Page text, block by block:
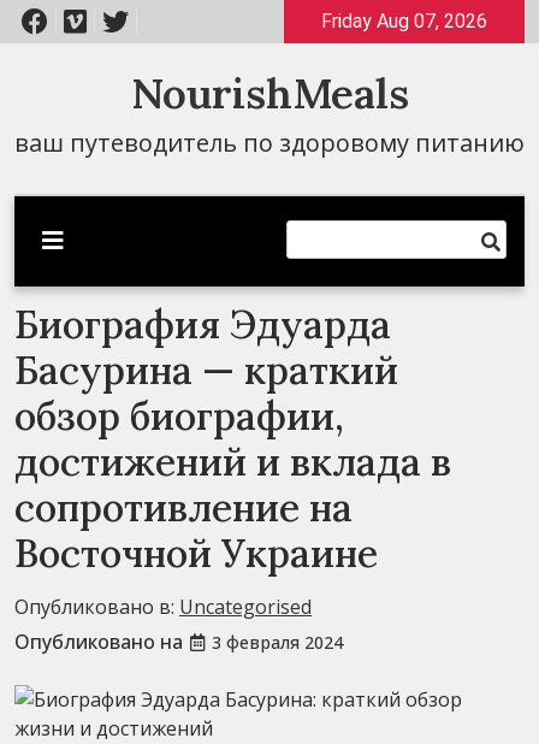
Перейти
к
Friday Aug 07, 2026
NourishMeals
ваш путеводитель по здоровому питанию
Биография Эдуарда
Басурина — краткий
обзор биографии,
достижений и вклада в
сопротивление на
Восточной Украине
Опубликовано в: Uncategorised
Опубликовано на
3 февраля 2024